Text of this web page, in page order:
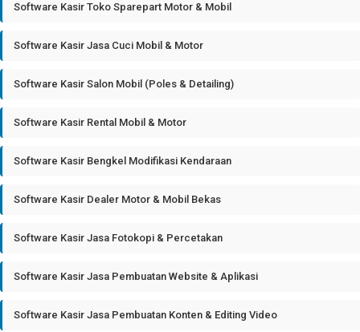
Software Kasir Toko Sparepart Motor & Mobil
Software Kasir Jasa Cuci Mobil & Motor
Software Kasir Salon Mobil (Poles & Detailing)
Software Kasir Rental Mobil & Motor
Software Kasir Bengkel Modifikasi Kendaraan
Software Kasir Dealer Motor & Mobil Bekas
Software Kasir Jasa Fotokopi & Percetakan
Software Kasir Jasa Pembuatan Website & Aplikasi
Software Kasir Jasa Pembuatan Konten & Editing Video